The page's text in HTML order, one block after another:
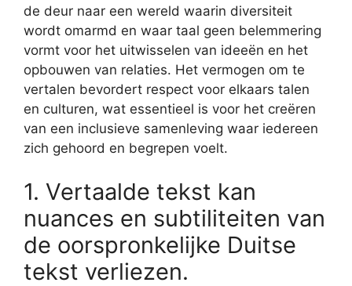
de deur naar een wereld waarin diversiteit
wordt omarmd en waar taal geen belemmering
vormt voor het uitwisselen van ideeën en het
opbouwen van relaties. Het vermogen om te
vertalen bevordert respect voor elkaars talen
en culturen, wat essentieel is voor het creëren
van een inclusieve samenleving waar iedereen
zich gehoord en begrepen voelt.
1. Vertaalde tekst kan
nuances en subtiliteiten van
de oorspronkelijke Duitse
tekst verliezen.